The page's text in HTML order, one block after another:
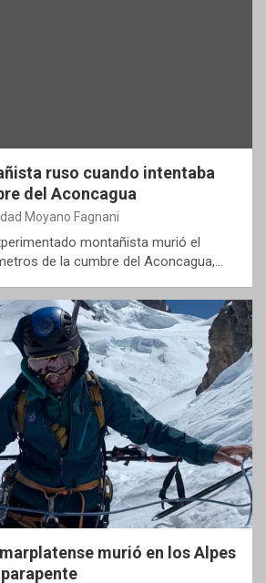
ruso cuando intentaba
del Aconcagua
Moyano Fagnani
montañista murió el
de la cumbre del Aconcagua,…
murió en los Alpes